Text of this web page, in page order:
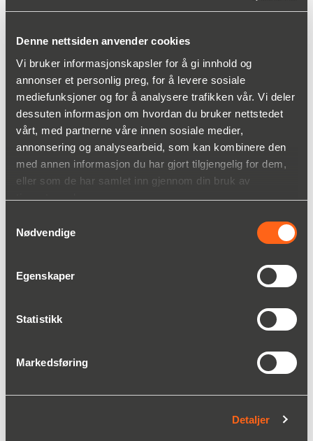
Denne nettsiden anvender cookies
Vi bruker informasjonskapsler for å gi innhold og
annonser et personlig preg, for å levere sosiale
mediefunksjoner og for å analysere trafikken vår. Vi deler
dessuten informasjon om hvordan du bruker nettstedet
vårt, med partnerne våre innen sosiale medier,
annonsering og analysearbeid, som kan kombinere den
med annen informasjon du har gjort tilgjengelig for dem,
eller som de har samlet inn gjennom din bruk av
tjenestene deres.
Nødvendige
Egenskaper
Statistikk
Markedsføring
Detaljer
TBMA Sluser
Les mer
TBMA horisontale sluser